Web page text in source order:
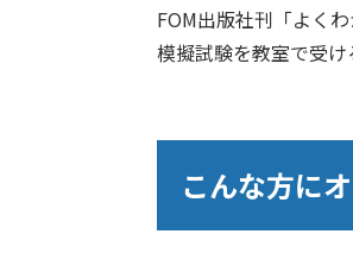
FOM出版社刊「よく
模擬試験を教室で受け
こんな方に